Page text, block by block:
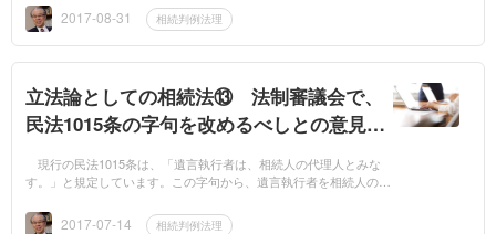
ついては遺...2017-08-31 相続判例法理
立法論としての相続法⑬ 法制審議会で、
民法1015条の字句を改めるべしとの意見出
現行の民法1015条は、「遺言執行者は、相続人の代理人とみな
す。」と規定しています。この字句から、遺言執行者を相続人の代
数いて、それが、...
2017-07-14 相続判例法理